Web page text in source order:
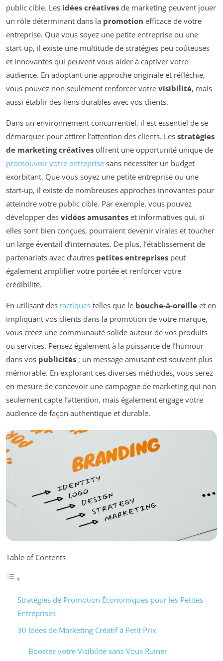
public cible. Les idées créatives de marketing peuvent jouer
un rôle déterminant dans la promotion efficace de votre
entreprise. Que vous soyez une petite entreprise ou une
start-up, il existe une multitude de stratégies peu coûteuses
et innovantes qui peuvent vous aider à captiver votre
audience. En adoptant une approche originale et réfléchie,
vous pouvez non seulement renforcer votre visibilité, mais
aussi établir des liens durables avec vos clients.
Dans un environnement concurrentiel, il est essentiel de se
démarquer pour attirer l’attention des clients. Les stratégies
de marketing créatives offrent une opportunité unique de
promouvoir votre entreprise sans nécessiter un budget
exorbitant. Que vous soyez une petite entreprise ou une
start-up, il existe de nombreuses approches innovantes pour
atteindre votre public cible. Par exemple, vous pouvez
développer des vidéos amusantes et informatives qui, si
elles sont bien conçues, pourraient devenir virales et toucher
un large éventail d’internautes. De plus, l’établissement de
partenariats avec d’autres petites entreprises peut
également amplifier votre portée et renforcer votre
crédibilité.
En utilisant des tactiques telles que le bouche-à-oreille et en
impliquant vos clients dans la promotion de votre marque,
vous créez une communauté solide autour de vos produits
ou services. Pensez également à la puissance de l’humour
dans vos publicités ; un message amusant est souvent plus
mémorable. En explorant ces diverses méthodes, vous serez
en mesure de concevoir une campagne de marketing qui non
seulement capte l’attention, mais également engage votre
audience de façon authentique et durable.
Table of Contents
Stratégies de Promotion Économiques pour les Petites
Entreprises
30 Idées de Marketing Créatif à Petit Prix
Boostez votre Visibilité sans Vous Ruiner